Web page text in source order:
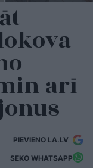
arī
PIEVIENO LA.LV
SEKO WHATSAPP